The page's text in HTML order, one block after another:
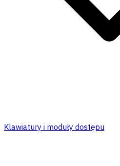
Klawiatury i moduły dostępu